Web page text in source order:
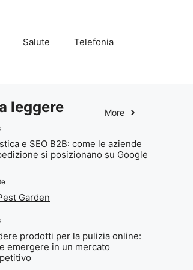
Salute Telefonia
leggere More
e SEO B2B: come le aziende
si posizionano su Google
Garden
prodotti per la pulizia online:
emergere in un mercato